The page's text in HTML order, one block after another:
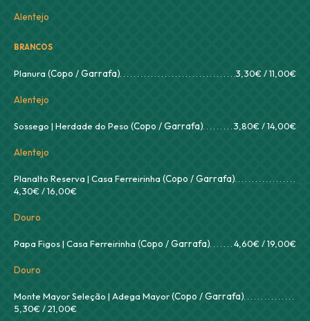
Alentejo
BRANCOS
Planura (Copo / Garrafa) 3,30€ / 11,00€
Alentejo
Sossego | Herdade do Peso (Copo / Garrafa) 3,80€ / 14,00€
Alentejo
Planalto Reserva | Casa Ferreirinha (Copo / Garrafa)
4,30€ / 16,00€
Douro
Papa Figos | Casa Ferreirinha (Copo / Garrafa) 4,60€ / 19,00€
Douro
Monte Mayor Seleção | Adega Mayor(Copo / Garrafa)
5,30€ / 21,00€